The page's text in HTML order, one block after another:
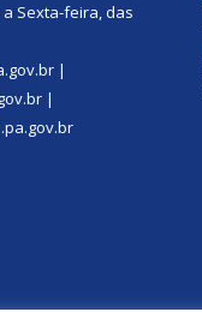
Sexta-feira, das
|
|